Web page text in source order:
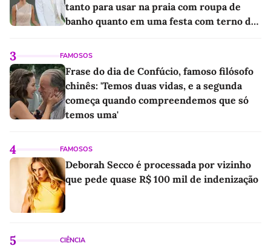
tanto para usar na praia com roupa de
banho quanto em uma festa com terno de
3 FAMOSOS
Frase do dia de Confúcio, famoso filósofo
chinês: 'Temos duas vidas, e a segunda
começa quando compreendemos que só
temos uma'
4 FAMOSOS
Deborah Secco é processada por vizinho
que pede quase R$ 100 mil de indenização
5 CIÊNCIA